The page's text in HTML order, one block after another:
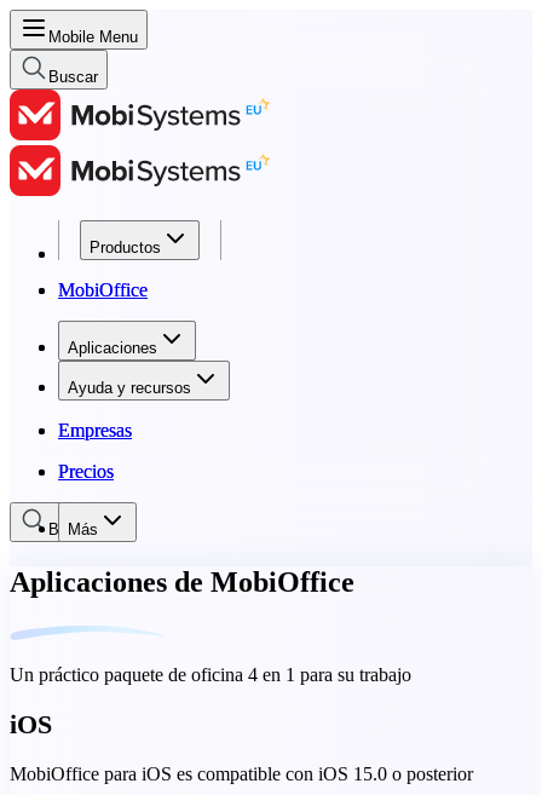
Mobile Menu
Buscar
Productos
MobiOffice
Aplicaciones
Ayuda y recursos
Empresas
Precios
Más
Productos
MobiOffice
Aplicaciones
Ayuda y recursos
Empresas
Precios
Buscar
Aplicaciones de MobiOffice
Un práctico paquete de oficina 4 en 1 para su trabajo
iOS
MobiOffice para iOS es compatible con iOS 15.0 o posterior